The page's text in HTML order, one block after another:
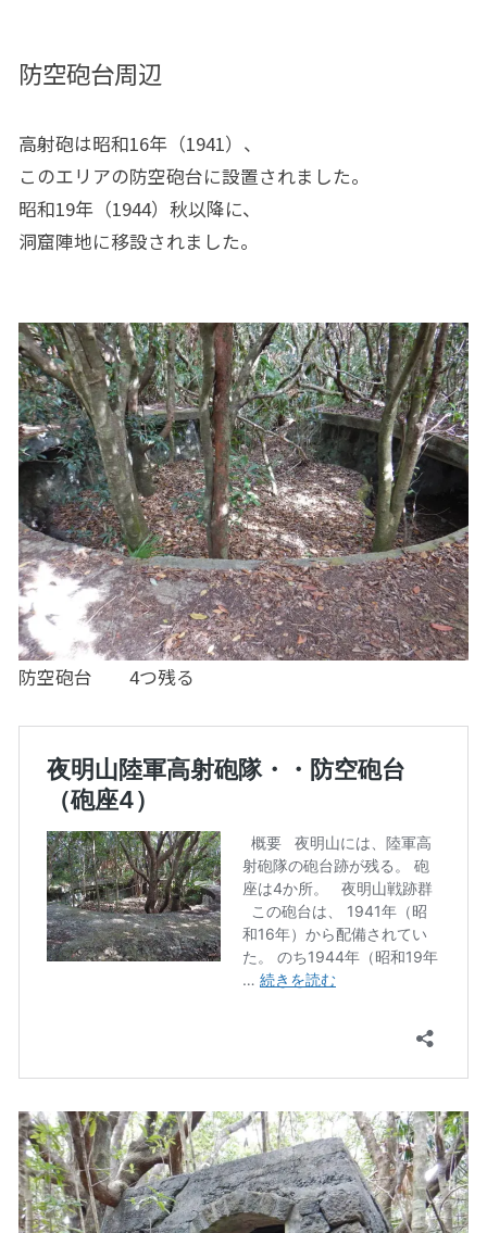
防空砲台周辺
高射砲は昭和16年（1941）、
このエリアの防空砲台に設置されました。
昭和19年（1944）秋以降に、
洞窟陣地に移設されました。
防空砲台 4つ残る